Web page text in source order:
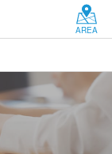
AREA